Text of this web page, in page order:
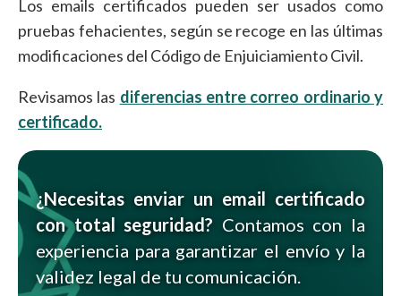
Los emails certificados pueden ser usados como
pruebas fehacientes, según se recoge en las últimas
modificaciones del Código de Enjuiciamiento Civil.
Revisamos las diferencias entre correo ordinario y
certificado.
¿Necesitas enviar un email certificado
con total seguridad? Contamos con la
experiencia para garantizar el envío y la
validez legal de tu comunicación.